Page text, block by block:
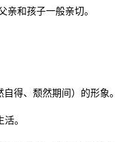
亲和孩子一般亲切。
得、颓然期间）的形象。
。